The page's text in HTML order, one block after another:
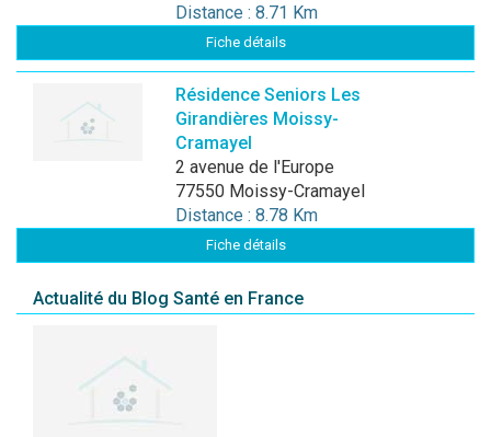
Distance : 8.71 Km
Fiche détails
Résidence Seniors Les
Girandières Moissy-
Cramayel
2 avenue de l'Europe
77550 Moissy-Cramayel
Distance : 8.78 Km
Fiche détails
Actualité du Blog Santé en France